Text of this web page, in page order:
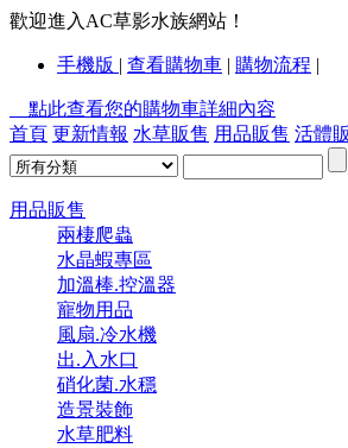
歡迎進入AC草影水族網站！
手機版 | 查看購物車 | 購物流程 |
點此查看您的購物車詳細內容
首頁 更新情報 水草販售 用品販售 活體
用品販售
兩棲爬蟲
水晶蝦專區
加溫棒.控溫器
寵物用品
風扇.冷水機
出.入水口
硝化菌.水穩
造景裝飾
水草肥料